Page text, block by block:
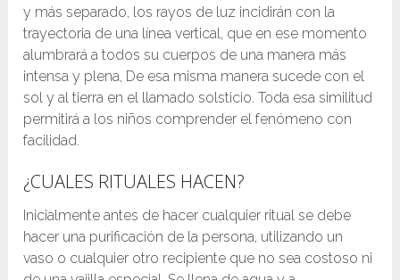
y más separado, los rayos de luz incidirán con la
trayectoria de una línea vertical, que en ese momento
alumbrará a todos su cuerpos de una manera más
intensa y plena, De esa misma manera sucede con el
sol y al tierra en el llamado solsticio. Toda esa similitud
permitirá a los niños comprender el fenómeno con
facilidad.
¿CUALES RITUALES HACEN?
Inicialmente antes de hacer cualquier ritual se debe
hacer una purificación de la persona, utilizando un
vaso o cualquier otro recipiente que no sea costoso ni